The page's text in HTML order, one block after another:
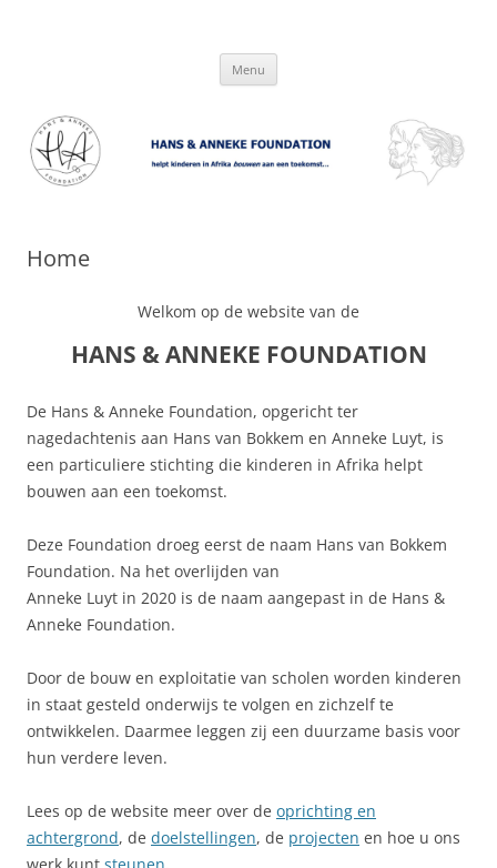
Menu
Home
Welkom op de website van de
HANS & ANNEKE FOUNDATION
De Hans & Anneke Foundation, opgericht ter
nagedachtenis aan Hans van Bokkem en Anneke Luyt, is
een particuliere stichting die kinderen in Afrika helpt
bouwen aan een toekomst.
Deze Foundation droeg eerst de naam Hans van Bokkem
Foundation. Na het overlijden van
Anneke Luyt in 2020 is de naam aangepast in de Hans &
Anneke Foundation.
Door de bouw en exploitatie van scholen worden kinderen
in staat gesteld onderwijs te volgen en zichzelf te
ontwikkelen. Daarmee leggen zij een duurzame basis voor
hun verdere leven.
Lees op de website meer over de oprichting en
achtergrond, de doelstellingen, de projecten en hoe u ons